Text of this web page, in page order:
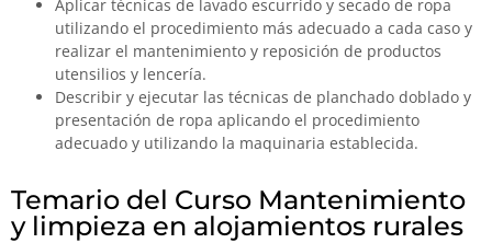
Aplicar técnicas de lavado escurrido y secado de ropa
utilizando el procedimiento más adecuado a cada caso y
realizar el mantenimiento y reposición de productos
utensilios y lencería.
Describir y ejecutar las técnicas de planchado doblado y
presentación de ropa aplicando el procedimiento
adecuado y utilizando la maquinaria establecida.
Temario del Curso Mantenimiento
y limpieza en alojamientos rurales